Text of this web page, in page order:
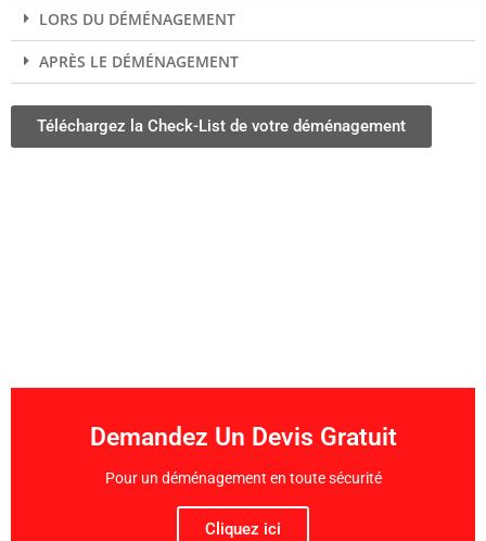
LORS DU DÉMÉNAGEMENT
APRÈS LE DÉMÉNAGEMENT
Téléchargez la Check-List de votre déménagement
Demandez Un Devis Gratuit
Pour un déménagement en toute sécurité
Cliquez ici